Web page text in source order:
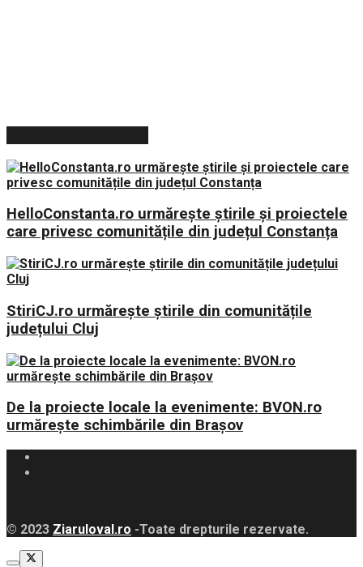
HelloConstanta.ro urmărește știrile și proiectele
care privesc comunitățile din județul Constanța
StiriCJ.ro urmărește știrile din comunitățile
județului Cluj
De la proiecte locale la evenimente: BVON.ro
urmărește schimbările din Brașov
© 2023 Ziaruloval.ro -Toate drepturile rezervate.